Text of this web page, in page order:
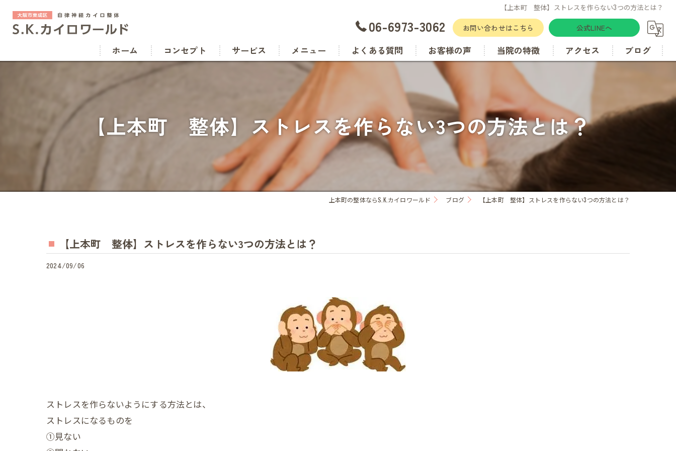
【上本町 整体】ストレスを作らない3つの方法とは？
06-6973-3062 お問い合わせはこちら 公式LINEへ
ホーム コンセプト サービス メニュー よくある質問 お客様の声 当院の特徴
カイロプラクティック
アクセス ブログ
【上本町 整体】ストレスを作らない3つの方法とは？
上本町の整体ならS.K.カイロワールド ブログ 【上本町 整体】ストレスを作らない3つの方法とは？
【上本町 整体】ストレスを作らない3つの方法とは？
2024/09/06
ストレスを作らないようにする方法とは、
ストレスになるものを
①見ない